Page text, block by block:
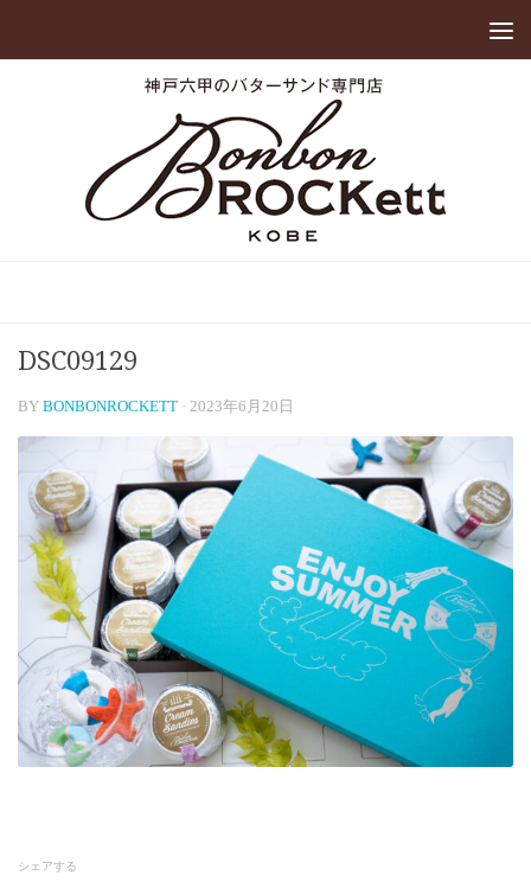
DSC09129
BY BONBONROCKETT · 2023年6月20日
シェアする